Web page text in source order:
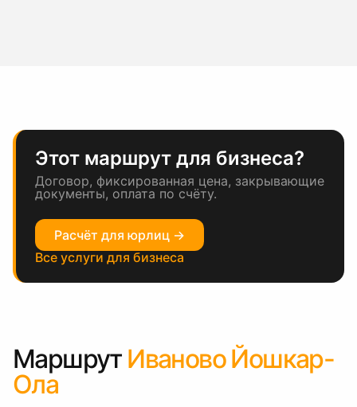
Этот маршрут для бизнеса?
Договор, фиксированная цена, закрывающие
документы, оплата по счёту.
Расчёт для юрлиц →
Все услуги для бизнеса
Маршрут Иваново Йошкар-
Ола